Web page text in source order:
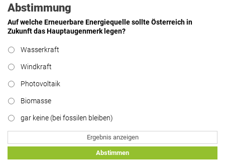
Abstimmung
Auf welche Erneuerbare Energiequelle sollte Österreich in
Zukunft das Hauptaugenmerk legen?
Wasserkraft
Windkraft
Photovoltaik
Biomasse
gar keine (bei fossilen bleiben)
Ergebnis anzeigen
Abstimmen